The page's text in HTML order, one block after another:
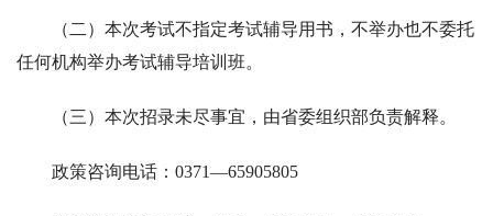
（二）本次考试不指定考试辅导用书，不举办也不委托
任何机构举办考试辅导培训班。
（三）本次招录未尽事宜，由省委组织部负责解释。
政策咨询电话：0371—65905805